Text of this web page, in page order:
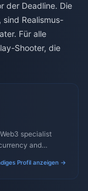
der Deadline. Die
Realismus-
Für alle
Shooter, die
specialist
and
Profil anzeigen →